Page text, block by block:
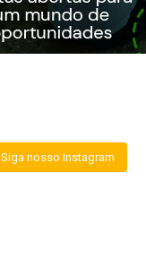
Siga nosso Instagram